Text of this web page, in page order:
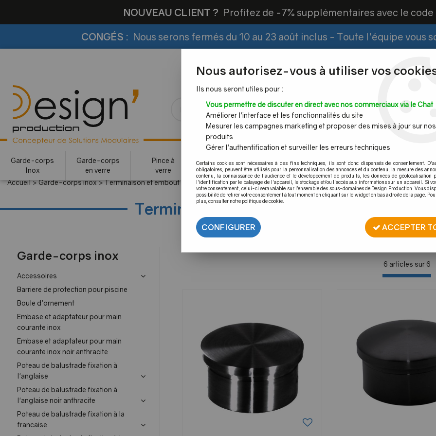
NOUVEAU CLIENT ? Profitez de -7% supplémentaires avec le
CONGÉS : Nous serons fermés du 10 au 23 août inclus - Toute l'équipe vous
Espace PRO
Garde-corps
Inox
Garde-corps
en verre
Pince à
verre
Mains
courantes
Tubes et
barres inox
Câble inox &
filet inox
pour
Accueil>Garde-corps inox>Terminaison et embout noir anthracite pour tube inox
Terminaison et embout noir anthracite
Garde-corps inox
Accessoires
Barriere de protection pour piscine
Boule d'ornement
Embase et adaptateur pour main
courante inox
Embase et adaptateur pour main
courante inox noir anthracite
Poteau de balustrade fixation à
l'anglaise
Poteau de balustrade fixation à
l'anglaise noir anthracite
Poteau de balustrade fixation à la
francaise
6 articles sur6
Nous autorisez-vous à utiliser vos
Ils nous seront utiles pour :
Vous permettre de discuter en direct avec nos commerciaux via le Chat
Améliorer l'interface et les fonctionnalités du site
Mesurer les campagnes marketing et proposer des mises à jour sur nos
produits
Gérer l'authentification et surveiller les erreurs techniques
Certains cookies sont nécessaires à des fins techniques, ils sont donc dispensés de consentement.
obligatoires, peuvent être utilisés pour la personnalisation des annonces et du contenu, la mesure des
contenu, la connaissance de l'audience et le développement de produits, les données de géolocalisation
l'identification par le balayage de l'appareil, le stockage et/ou l'accès aux informations sur un appareil. Si
votre consentement, celui-ci sera valable sur l’ensemble des sous-domaines de Design Production. Vous
possibilité de retirer votre consentement à tout moment en cliquant sur le widget en bas à droite de la page.
plus, consulter notre politique de cookie.
CONFIGURER ACCEPTER